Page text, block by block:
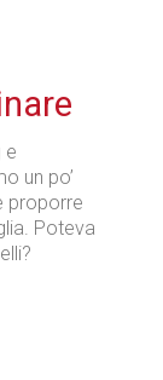
e
un po’
proporre
Poteva